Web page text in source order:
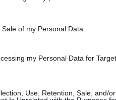
of my Personal Data.
my Personal Data for
Use, Retention, Sale, and/
Regulamin